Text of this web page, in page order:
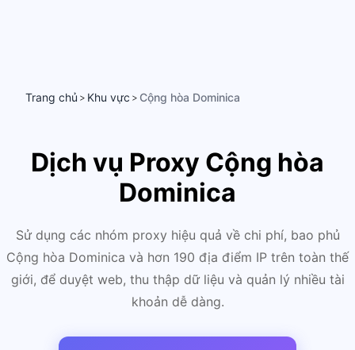
Trang chủ > Khu vực > Cộng hòa Dominica
Dịch vụ Proxy Cộng hòa
Dominica
Sử dụng các nhóm proxy hiệu quả về chi phí, bao phủ
Cộng hòa Dominica và hơn 190 địa điểm IP trên toàn thế
giới, để duyệt web, thu thập dữ liệu và quản lý nhiều tài
khoản dễ dàng.